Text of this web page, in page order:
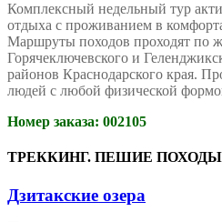
Комплексный недельный тур
отдыха с проживанием в
Маршруты походов проходят по
Горячеключевского и
районов Краснодарского края.
людей с любой физической
Номер заказа: 002105
ТРЕККИНГ. ПЕШИЕ
Дзитакские озера